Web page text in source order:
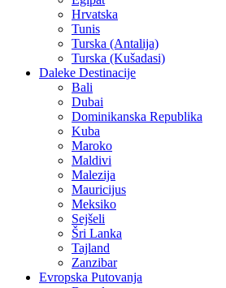
Hrvatska
Tunis
Turska (Antalija)
Turska (Kušadasi)
Daleke Destinacije
Bali
Dubai
Dominikanska Republika
Kuba
Maroko
Maldivi
Malezija
Mauricijus
Meksiko
Sejšeli
Šri Lanka
Tajland
Zanzibar
Evropska Putovanja